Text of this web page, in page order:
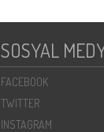
SOSYAL
FACEBOOK
TWITTER
INSTAGRAM